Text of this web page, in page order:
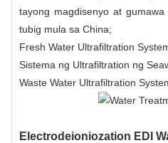
tayong magdisenyo at
tubig mula sa China;
Fresh Water Ultrafiltration
Sistema ng Ultrafiltration ng
Waste Water Ultrafiltration
Electrodeioniozation EDI